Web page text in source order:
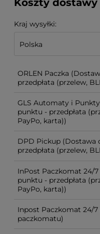
Koszty dostawy
Cena nie zawiera
Kraj wysyłki:
ORLEN Paczka
przedpłata (przelew,
GLS Automaty i Punkty
punktu - przedpłata
PayPo, karta))
DPD Pickup (Dostawa
przedpłata (przelew,
InPost Paczkomat 24/7
punktu - przedpłata
PayPo, karta))
Inpost Paczkomat 24/7
paczkomatu)